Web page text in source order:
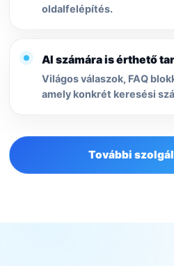
oldalfelépítés.
AI számára is érthető
Világos válaszok, FAQ
amely konkrét keresési
További